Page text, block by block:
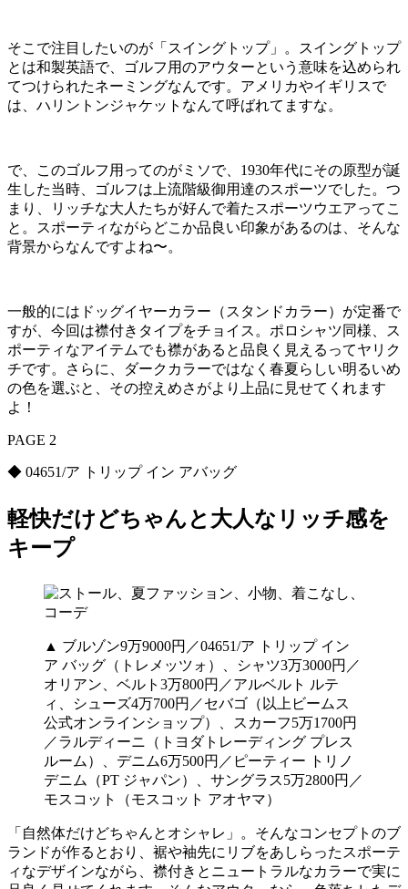
そこで注目したいのが「スイングトップ」。スイングトップ
とは和製英語で、ゴルフ用のアウターという意味を込められ
てつけられたネーミングなんです。アメリカやイギリスで
は、ハリントンジャケットなんて呼ばれてますな。
で、このゴルフ用ってのがミソで、1930年代にその原型が誕
生した当時、ゴルフは上流階級御用達のスポーツでした。つ
まり、リッチな大人たちが好んで着たスポーツウエアってこ
と。スポーティながらどこか品良い印象があるのは、そんな
背景からなんですよね〜。
一般的にはドッグイヤーカラー（スタンドカラー）が定番で
すが、今回は襟付きタイプをチョイス。ポロシャツ同様、ス
ポーティなアイテムでも襟があると品良く見えるってヤリク
チです。さらに、ダークカラーではなく春夏らしい明るいめ
の色を選ぶと、その控えめさがより上品に見せてくれます
よ！
PAGE 2
◆ 04651/ア トリップ イン アバッグ
軽快だけどちゃんと大人なリッチ感を
キープ
▲ ブルゾン9万9000円／04651/ア トリップ イン
ア バッグ（トレメッツォ）、シャツ3万3000円／
オリアン、ベルト3万800円／アルベルト ルテ
ィ、シューズ4万700円／セバゴ（以上ビームス
公式オンラインショップ）、スカーフ5万1700円
／ラルディーニ（トヨダトレーディング プレス
ルーム）、デニム6万500円／ピーティー トリノ
デニム（PT ジャパン）、サングラス5万2800円／
モスコット（モスコット アオヤマ）
「自然体だけどちゃんとオシャレ」。そんなコンセプトのブ
ランドが作るとおり、裾や袖先にリブをあしらったスポーテ
ィなデザインながら、襟付きとニュートラルなカラーで実に